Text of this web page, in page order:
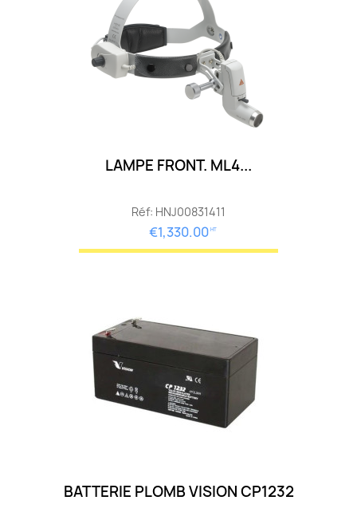
LAMPE FRONT. ML4...
Réf: HNJ00831411
€1,330.00 HT
BATTERIE PLOMB VISION CP1232